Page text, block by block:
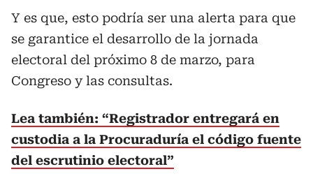
Y es que, esto podría ser una alerta para que
se garantice el desarrollo de la jornada
electoral del próximo 8 de marzo, para
Congreso y las consultas.
Lea también: “Registrador entregará en
custodia a la Procuraduría el código fuente
del escrutinio electoral”